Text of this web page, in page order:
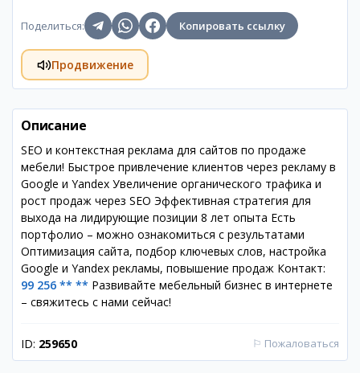
Поделиться: Копировать ссылку
Продвижение
Описание
SEO и контекстная реклама для сайтов по продаже
мебели! Быстрое привлечение клиентов через рекламу в
Google и Yandex Увеличение органического трафика и
рост продаж через SEO Эффективная стратегия для
выхода на лидирующие позиции 8 лет опыта Есть
портфолио – можно ознакомиться с результатами
Оптимизация сайта, подбор ключевых слов, настройка
Google и Yandex рекламы, повышение продаж Контакт:
99 256 ** ** Развивайте мебельный бизнес в интернете
– свяжитесь с нами сейчас!
ID: 259650 ⚐ Пожаловаться